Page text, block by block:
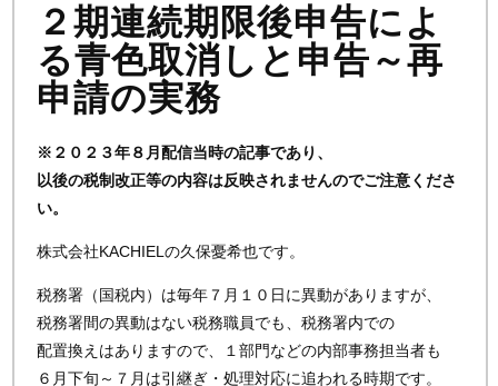
２期連続期限後申告によ
る青色取消しと申告～再
申請の実務
※２０２３年８月配信当時の記事であり、
以後の税制改正等の内容は反映されませんのでご注意くださ
い。
株式会社KACHIELの久保憂希也です。
税務署（国税内）は毎年７月１０日に異動がありますが、
税務署間の異動はない税務職員でも、税務署内での
配置換えはありますので、１部門などの内部事務担当者も
６月下旬～７月は引継ぎ・処理対応に追われる時期です。